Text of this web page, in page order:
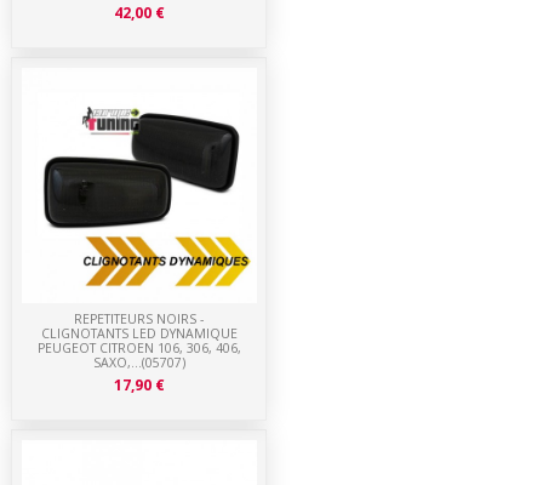
REPETITEURS NOIRS -
CLIGNOTANTS LED DYNAMIQUE
PEUGEOT CITROEN 106, 306, 406,
SAXO,...(05707)
17,90 €
42,00 €